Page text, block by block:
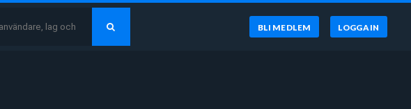
BLI MEDLEM LOGGA IN